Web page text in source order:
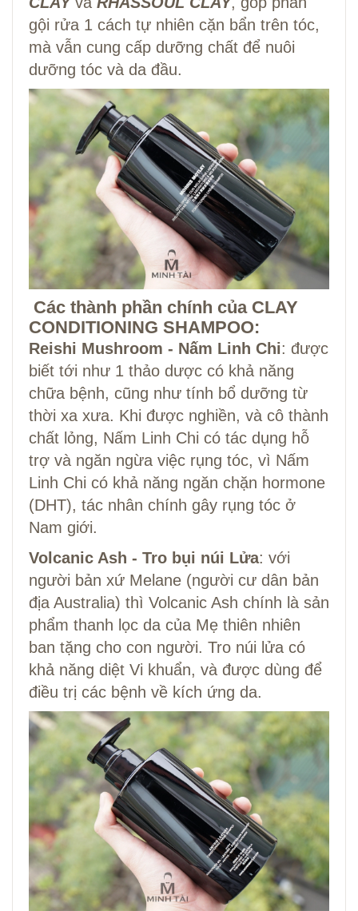
gội rửa 1 cách tự nhiên cặn bẩn trên tóc,
mà vẫn cung cấp dưỡng chất để nuôi
dưỡng tóc và da đầu.
Các thành phần chính của CLAY
CONDITIONING SHAMPOO:
Reishi Mushroom - Nấm Linh Chi: được
biết tới như 1 thảo dược có khả năng
chữa bệnh, cũng như tính bổ dưỡng từ
thời xa xưa. Khi được nghiền, và cô thành
chất lỏng, Nấm Linh Chi có tác dụng hỗ
trợ và ngăn ngừa việc rụng tóc, vì Nấm
Linh Chi có khả năng ngăn chặn hormone
(DHT), tác nhân chính gây rụng tóc ở
Nam giới.
Volcanic Ash - Tro bụi núi Lửa: với
người bản xứ Melane (người cư dân bản
địa Australia) thì Volcanic Ash chính là sản
phẩm thanh lọc da của Mẹ thiên nhiên
ban tặng cho con người. Tro núi lửa có
khả năng diệt Vi khuẩn, và được dùng để
điều trị các bệnh về kích ứng da.